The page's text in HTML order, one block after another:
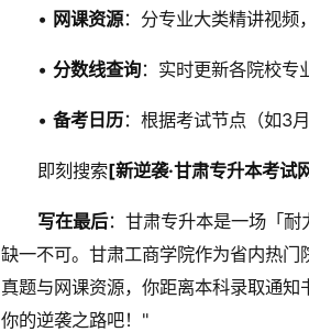
• 网课资源：分专业大类精讲视频
• 分数线查询：实时更新各院校专
• 备考日历：根据考试节点（如3
即刻搜索[新逆袭·甘肃专升本考试
写在最后：甘肃专升本是一场「
缺一不可。甘肃工商学院作为省内热
真题与网课资源，你距离本科录取通
你的逆袭之路吧！"